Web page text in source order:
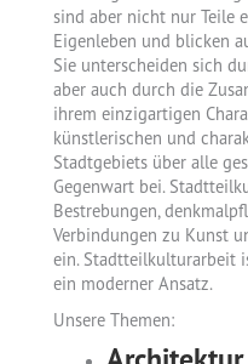
sind aber nicht nur Teile
Eigenleben und blicken
Sie unterscheiden sich
aber auch durch die
ihrem einzigartigen
künstlerischen und
Stadtgebiets über alle
Gegenwart bei.
Bestrebungen,
Verbindungen zu Kunst
ein. Stadtteilkulturarbeit
ein moderner Ansatz.
Unsere Themen: